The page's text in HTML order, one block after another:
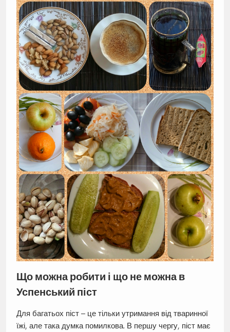
Що можна робити і що не можна в
Успенський піст
Для багатьох піст – це тільки утримання від тваринної
їжі, але така думка помилкова. В першу чергу, піст має